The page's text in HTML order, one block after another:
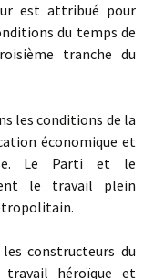
est attribué pour
du temps de
tranche du
les conditions de la
économique et
Le Parti et le
le travail plein
constructeurs du
travail héroïque et